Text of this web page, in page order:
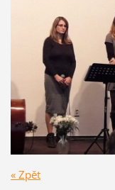
« Zpět